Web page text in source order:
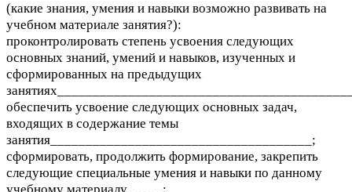
(какие знания, умения и навыки возможно развивать на
учебном материале занятия?):
проконтролировать степень усвоения следующих
основных знаний, умений и навыков, изученных и
сформированных на предыдущих
обеспечить усвоение следующих основных задач,
входящих в содержание темы
занятия_____________________________________;
сформировать, продолжить формирование, закрепить
следующие специальные умения и навыки по данному